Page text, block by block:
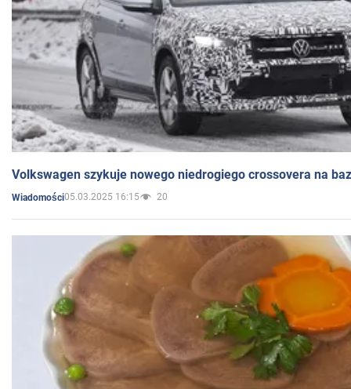
Volkswagen szykuje nowego niedrogiego crossovera na
Wiadomości05.03.2025 16:15 20